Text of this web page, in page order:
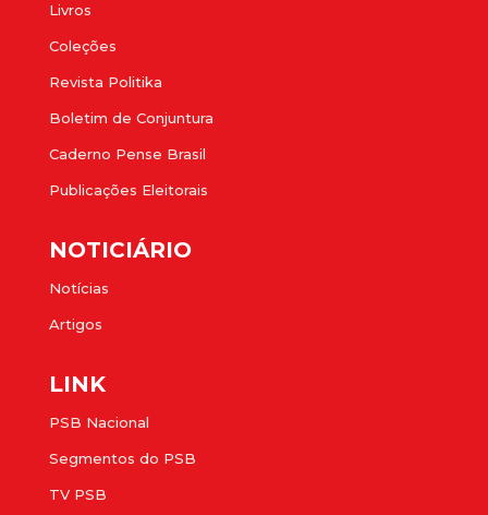
Livros
Coleções
Revista Politika
Boletim de Conjuntura
Caderno Pense Brasil
Publicações Eleitorais
NOTICIÁRIO
Notícias
Artigos
LINK
PSB Nacional
Segmentos do PSB
TV PSB